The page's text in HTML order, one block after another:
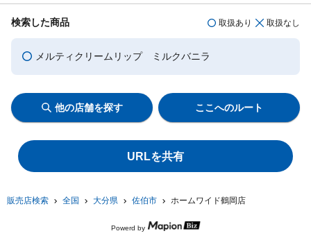
販売店検索 全国 大分県 佐伯市 ホームワイド鶴岡店
検索した商品 取扱あり 取扱なし
メルティクリームリップ ミルクバニラ
他の店舗を探す ここへのルート
URLを共有
Powerd by